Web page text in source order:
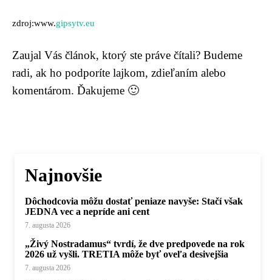
zdroj:www.gipsytv.eu
Zaujal Vás článok, ktorý ste práve čítali? Budeme
radi, ak ho podporíte lajkom, zdieľaním alebo
komentárom. Ďakujeme 🙂
Najnovšie
Dôchodcovia môžu dostať peniaze navyše: Stačí však
JEDNA vec a nepríde ani cent
7. augusta 2026
„Živý Nostradamus“ tvrdí, že dve predpovede na rok
2026 už vyšli. TRETIA môže byť oveľa desivejšia
7. augusta 2026